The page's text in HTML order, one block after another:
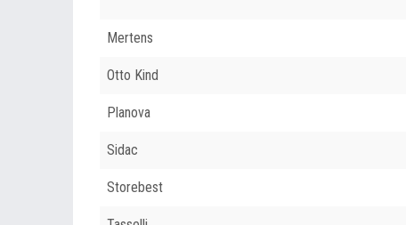
Mertens
Otto Kind
Planova
Sidac
Storebest